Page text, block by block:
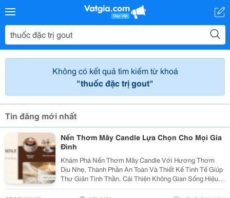
Không có kết quả tìm kiếm từ khoá
"thuốc đặc trị gout"
Tin đăng mới nhất
Nến Thơm Mây Candle Lựa Chọn Cho Mọi Gia
Đình
Khám Phá Nến Thơm Mây Candle Với Hương Thơm
Dịu Nhẹ, Thành Phần An Toàn Và Thiết Kế Tinh Tế Giúp
Thư Giãn Tinh Thần, Cải Thiện Không Gian Sống Hiệu
Quả. Nến Thơm Mây Candle &Ndash; Giải Pháp Thư